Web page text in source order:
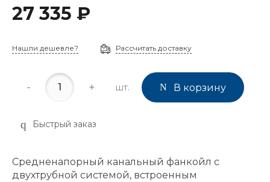
27 335 ₽
Нашли дешевле? Рассчитать доставку
- + шт. В корзину
Быстрый заказ
Средненапорный канальный фанкойл с
двухтрубной системой, встроенным